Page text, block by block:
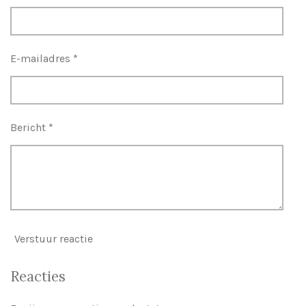
E-mailadres *
Bericht *
Verstuur reactie
Reacties